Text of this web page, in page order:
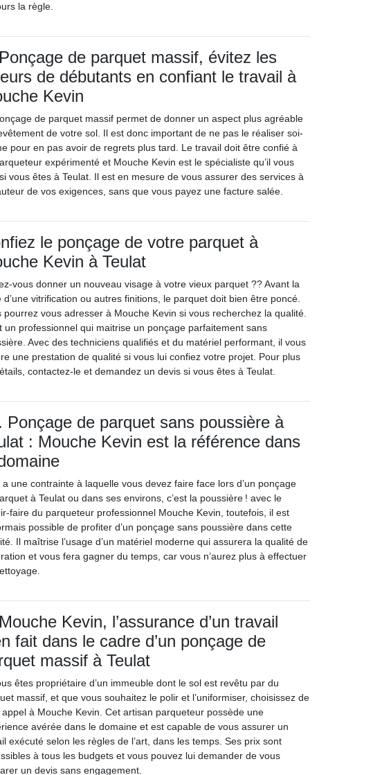
la règle.
de parquet massif, évitez les
de débutants en confiant le travail à
Kevin
de parquet massif permet de donner un aspect plus agréable
de votre sol. Il est donc important de ne pas le réaliser soi-
pour en pas avoir de regrets plus tard. Le travail doit être confié à
expérimenté et Mouche Kevin est le spécialiste qu’il vous
vous êtes à Teulat. Il est en mesure de vous assurer des services à
de vos exigences, sans que vous payez une facture salée.
le ponçage de votre parquet à
Kevin à Teulat
vous donner un nouveau visage à votre vieux parquet ?? Avant la
d’une vitrification ou autres finitions, le parquet doit bien être poncé.
pourrez vous adresser à Mouche Kevin si vous recherchez la qualité.
un professionnel qui maitrise un ponçage parfaitement sans
Avec des techniciens qualifiés et du matériel performant, il vous
une prestation de qualité si vous lui confiez votre projet. Pour plus
contactez-le et demandez un devis si vous êtes à Teulat.
Ponçage de parquet sans poussière à
: Mouche Kevin est la référence dans
a une contrainte à laquelle vous devez faire face lors d’un ponçage
à Teulat ou dans ses environs, c’est la poussière ! avec le
faire du parqueteur professionnel Mouche Kevin, toutefois, il est
possible de profiter d’un ponçage sans poussière dans cette
Il maîtrise l’usage d’un matériel moderne qui assurera la qualité de
et vous fera gagner du temps, car vous n’aurez plus à effectuer
Kevin, l’assurance d’un travail
fait dans le cadre d’un ponçage de
massif à Teulat
êtes propriétaire d’un immeuble dont le sol est revêtu par du
massif, et que vous souhaitez le polir et l’uniformiser, choisissez de
appel à Mouche Kevin. Cet artisan parqueteur possède une
avérée dans le domaine et est capable de vous assurer un
exécuté selon les règles de l’art, dans les temps. Ses prix sont
à tous les budgets et vous pouvez lui demander de vous
un devis sans engagement.